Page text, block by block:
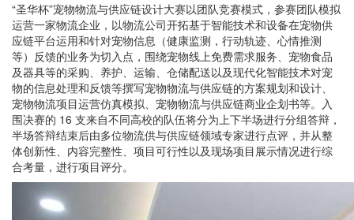
“圣华杯”宠物物流与供应链设计大赛以团队竞赛模式，参赛团队模拟
运营一家物流企业，以物流公司开拓基于智能技术和设备在宠物供
应链平台运用和针对宠物信息（健康监测，行动轨迹、心情推测
等）反馈的业务为切入点，围绕宠物线上免费需求服务、宠物食品
及器具等的采购、养护、运输、仓储配送以及现代化智能技术对宠
物的信息处理和反馈等撰写宠物物流与供应链的方案规划和设计、
宠物物流项目运营仿真模拟、宠物物流与供应链商业企划书等。入
围决赛的 16 支来自不同高校的队伍将分为上下半场进行分组答辩，
半场答辩结束后由多位物流供与供应链领域专家进行点评，并从整
体创新性、内容完整性、项目可行性以及现场项目展示情况进行综
合考量，进行项目评分。